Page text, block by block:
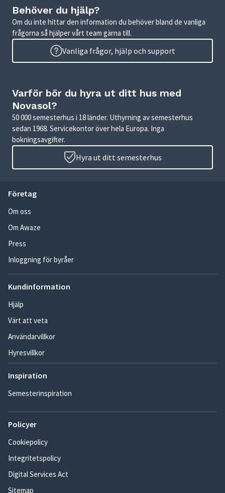
Behöver du hjälp?
Om du inte hittar den information du behöver bland de vanliga
frågorna så hjälper vårt team gärna till.
Vanliga frågor, hjälp och support
Varför bör du hyra ut ditt hus med
Novasol?
50 000 semesterhus i 18 länder. Uthyrning av semesterhus
sedan 1968. Servicekontor över hela Europa. Inga
bokningsavgifter.
Hyra ut ditt semesterhus
Företag
Om oss
Om Awaze
Press
Inloggning för byråer
Kundinformation
Hjälp
Värt att veta
Användarvillkor
Hyresvillkor
Inspiration
Semesterinspiration
Policyer
Cookiepolicy
Integritetspolicy
Digital Services Act
Sitemap